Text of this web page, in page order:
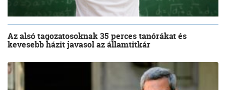
Az alsó tagozatosoknak 35 perces tanórákat és
kevesebb házit javasol az államtitkár